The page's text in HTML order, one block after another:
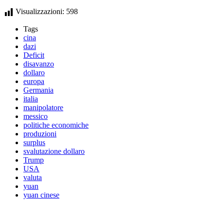
Visualizzazioni: 598
Tags
cina
dazi
Deficit
disavanzo
dollaro
europa
Germania
italia
manipolatore
messico
politiche economiche
produzioni
surplus
svalutazione dollaro
Trump
USA
valuta
yuan
yuan cinese